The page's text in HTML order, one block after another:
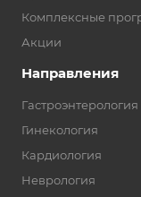
Комплексные
Акции
Направления
Гастроэнтерология
Гинекология
Кардиология
Неврология